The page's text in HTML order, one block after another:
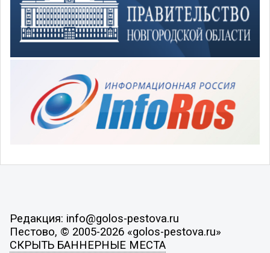
Редакция: info@golos-pestova.ru
Пестово, © 2005-2026 «golos-pestova.ru»
СКРЫТЬ БАННЕРНЫЕ МЕСТА